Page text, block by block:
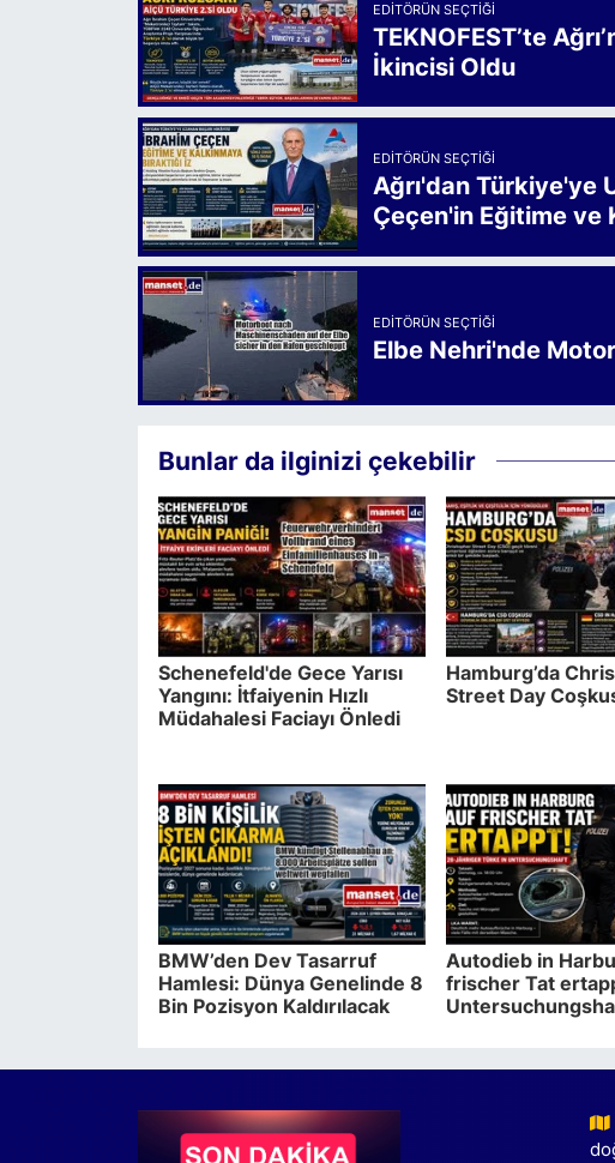
EDITÖRÜN SEÇTIĞI
TEKNOFEST’te
İkincisi Oldu
EDITÖRÜN SEÇTIĞI
Ağrı'dan Türkiye'ye
Çeçen'in Eğitime ve
EDITÖRÜN SEÇTIĞI
Elbe Nehri'nde Motor
Bunlar da ilginizi çekebilir
Schenefeld'de Gece Yarısı
Yangını: İtfaiyenin Hızlı
Müdahalesi Faciayı Önledi
Hamburg’da
Street Day
BMW’den Dev Tasarruf
Hamlesi: Dünya Genelinde 8
Bin Pozisyon Kaldırılacak
Autodieb in
frischer Tat